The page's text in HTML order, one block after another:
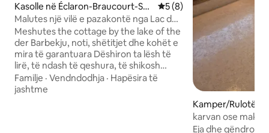
Kasolle në Éclaron-Braucourt-Sai
nte-Livière
Vlerësimi mesatar 5 nga
5 (8)
Malutes një vilë e pazakontë nga Lac du
Der
Meshutes the cottage by the lake of the
der Barbekju, noti, shëtitjet dhe kohët e
mira të garantuara Dëshiron ta lësh të
lirë, të ndash të qeshura, të shikosh
perëndimet e diellit mbi ujë dhe të
shijosh aperitivët në tarracë? Vendos
Familje · Vendndodhja · Hapësira të
jashtme
Kamper/Rulotë
karvan ose
Eja dhe qëndro